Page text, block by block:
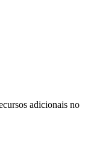
adicionais no